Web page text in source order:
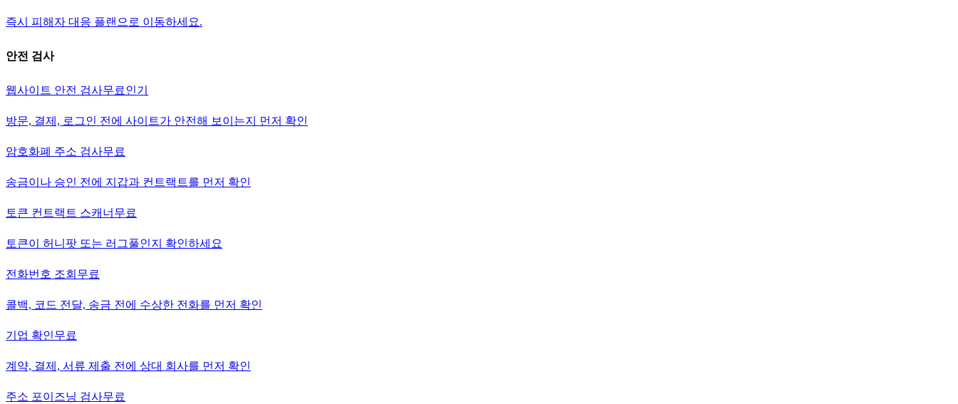
즉시 피해자 대응 플랜으로 이동하세요.
안전 검사
웹사이트 안전 검사무료인기
방문, 결제, 로그인 전에 사이트가 안전해 보이는지 먼저 확인
암호화폐 주소 검사무료
송금이나 승인 전에 지갑과 컨트랙트를 먼저 확인
토큰 컨트랙트 스캐너 무료
토큰이 허니팟 또는 러그풀인지 확인하세요
전화번호 조회 무료
콜백, 코드 전달, 송금 전에 수상한 전화를 먼저 확인
기업 확인무료
계약, 결제, 서류 제출 전에 상대 회사를 먼저 확인
주소 포이즈닝 검사무료